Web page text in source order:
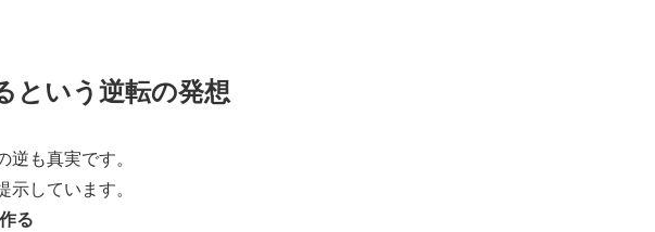
という逆転の発想
も真実です。
しています。
る